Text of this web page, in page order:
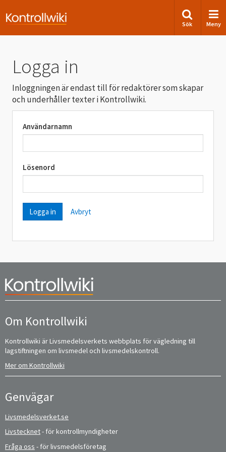
Sök Meny
Logga in
Inloggningen är endast till för redaktörer som skapar
och underhåller texter i Kontrollwiki.
Användarnamn
Lösenord
Avbryt
Om Kontrollwiki
Kontrollwiki är Livsmedelsverkets webbplats för vägledning till
lagstiftningen om livsmedel och livsmedelskontroll.
Mer om Kontrollwiki
Genvägar
Livsmedelsverket.se
Livstecknet- för kontrollmyndigheter
Fråga oss - för livsmedelsföretag